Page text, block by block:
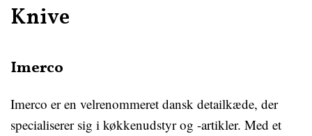
Knive
Imerco
Imerco er en velrenommeret dansk detailkæde, der
specialiserer sig i køkkenudstyr og -artikler. Med et